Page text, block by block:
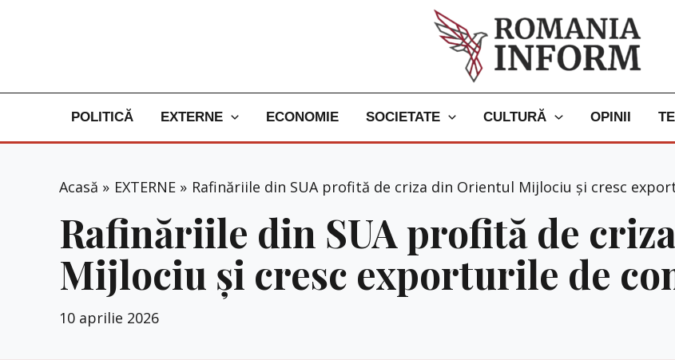
POLITICĂ EXTERNE ECONOMIE SOCIETATE CULTURĂ OPINII
Acasă EXTERNE Rafinăriile din SUA profită de criza din Orientul Mijlociu și cresc
Rafinăriile din SUA profită de
Mijlociu și cresc exporturile de
10 aprilie 2026